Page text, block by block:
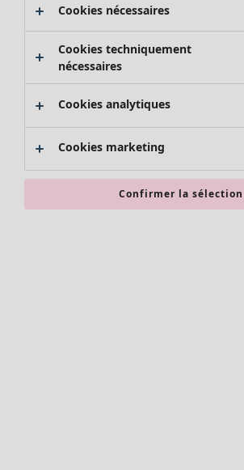
Promos SOLDES
Les promos de Gudrun Sjödén
Nouvel arrivage
Bonnes affaires en soldes - jusqu'à -70
Cookies nécessaires
Cookies techniquement
nécessaires
Cookies analytiques
Cookies marketing
Confirmer la sélection